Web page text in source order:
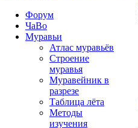
Форум
ЧаВо
Муравьи
Атлас муравьёв
Строение
муравья
Муравейник в
разрезе
Таблица лёта
Методы
изучения